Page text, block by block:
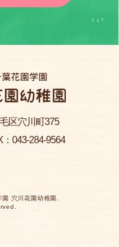
区穴川町375
：043-284-9564
穴川花園幼稚園